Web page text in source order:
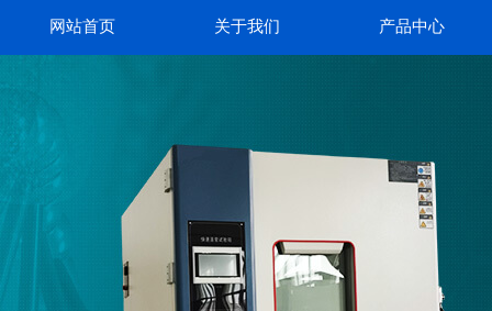
网站首页 关于我们 产品中心